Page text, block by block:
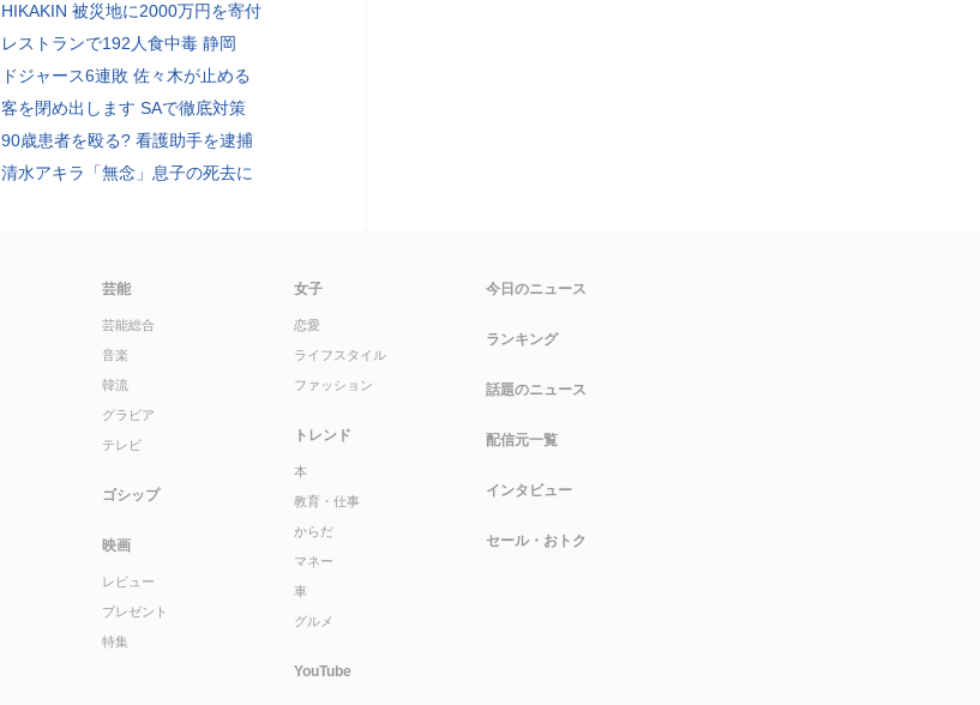
HIKAKIN 被災地に2000万円を寄付
レストランで192人食中毒 静岡
ドジャース6連敗 佐々木が止める
客を閉め出します SAで徹底対策
90歳患者を殴る? 看護助手を逮捕
清水アキラ「無念」息子の死去に
芸能
芸能総合
音楽
韓流
グラビア
テレビ
ゴシップ
映画
レビュー
プレゼント
特集
女子
恋愛
ライフスタイル
ファッション
トレンド
本
教育・仕事
からだ
マネー
車
グルメ
YouTube
今日のニュース
ランキング
話題のニュース
配信元一覧
インタビュー
セール・おトク